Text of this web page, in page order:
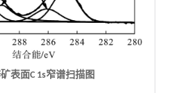
表面C 1s窄谱扫描图